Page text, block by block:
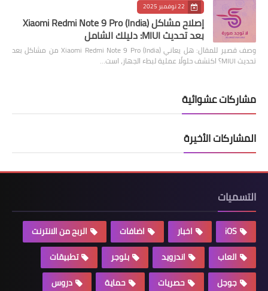
22 نوفمبر 2025
إصلاح مشاكل Xiaomi Redmi Note 9 Pro (India)
بعد تحديث MIUI: دليلك الشامل
وصف قصير للمقال: هل يعاني Xiaomi Redmi Note 9 Pro (India) من مشاكل بعد
تحديث MIUI؟ اكتشف حلولًا عملية لبطء الجهاز، است…
مشاركات عشوائية
المشاركات الأخيرة
التسميات
iOS اخبار اضافات
الربح من الانترنت
العاب
اندرويد بلوجر
تطبيقات
جوجل
حصريات حماية
دروس